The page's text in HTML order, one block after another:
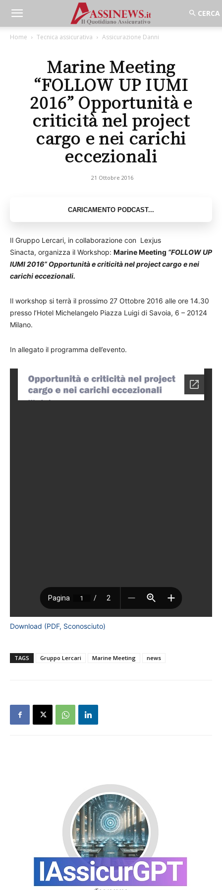
Home Tecnica assicurativa Assicurazione Danni
Marine Meeting
“FOLLOW UP IUMI
2016” Opportunità e
criticità nel project
cargo e nei carichi
eccezionali
21 Ottobre 2016
Il Gruppo Lercari, in collaborazione con Lexjus
Sinacta, organizza il Workshop: Marine Meeting “FOLLOW UP
IUMI 2016” Opportunità e criticità nel project cargo e nei
carichi eccezionali.
Il workshop si terrà il prossimo 27 Ottobre 2016 alle ore 14.30
presso l’Hotel Michelangelo Piazza Luigi di Savoia, 6 – 20124
Milano.
In allegato il programma dell’evento.
Download (PDF, Sconosciuto)
TAGS Gruppo Lercari Marine Meeting news